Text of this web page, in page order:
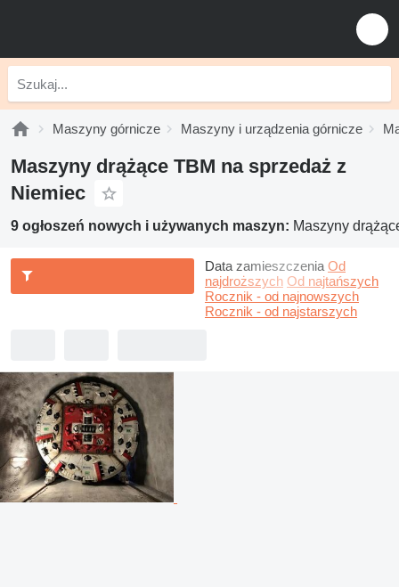
Maszyny górnicze Maszyny i urządzenia górnicze
Maszyny drążące TBM na sprzedaż z
Niemiec
9 ogłoszeń nowych i używanych maszyn: Maszyny
Data zamieszczenia Od
najdroższych Od najtańszych
Rocznik - od najnowszych
Rocznik - od najstarszych